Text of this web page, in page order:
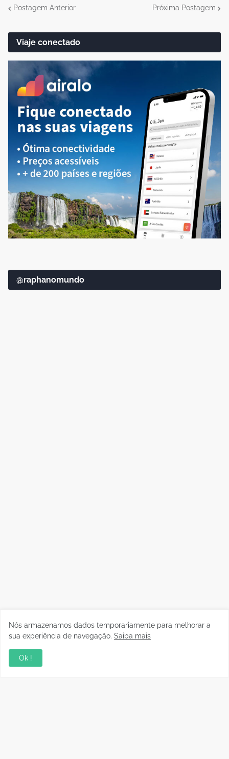
Postagem Anterior Próxima Postagem
Viaje conectado
@raphanomundo
Nós armazenamos dados temporariamente para melhorar a
sua experiência de navegação. Saiba mais
Ok !